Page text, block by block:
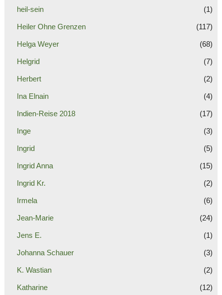
heil-sein (1)
Heiler Ohne Grenzen (117)
Helga Weyer (68)
Helgrid (7)
Herbert (2)
Ina Elnain (4)
Indien-Reise 2018 (17)
Inge (3)
Ingrid (5)
Ingrid Anna (15)
Ingrid Kr. (2)
Irmela (6)
Jean-Marie (24)
Jens E. (1)
Johanna Schauer (3)
K. Wastian (2)
Katharine (12)